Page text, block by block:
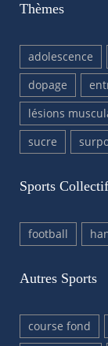
Thèmes
adolescence
dopage
lésions
sucre
Sports
football
Autres Sports
course fond